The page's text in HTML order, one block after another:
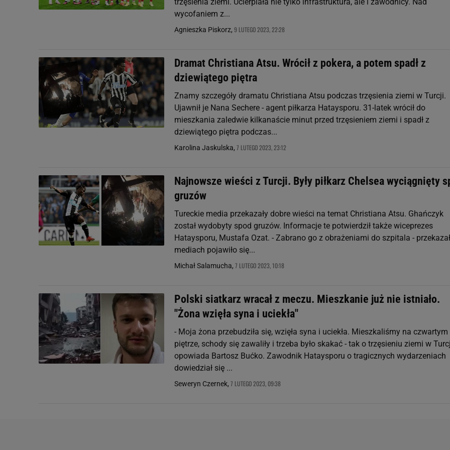
wycofaniem z...
Agnieszka Piskorz, 9 LUTEGO 2023, 22:28
Dramat Christiana Atsu. Wrócił z pokera, a potem spadł z
dziewiątego piętra
Znamy szczegóły dramatu Christiana Atsu podczas trzęsienia ziemi w Turcji.
Ujawnił je Nana Sechere - agent piłkarza Hataysporu. 31-latek wrócił do
mieszkania zaledwie kilkanaście minut przed trzęsieniem ziemi i spadł z
dziewiątego piętra podczas...
Karolina Jaskulska, 7 LUTEGO 2023, 23:12
Najnowsze wieści z Turcji. Były piłkarz Chelsea wyciągnięty
gruzów
Tureckie media przekazały dobre wieści na temat Christiana Atsu. Ghańczyk
został wydobyty spod gruzów. Informacje te potwierdził także wiceprezes
Hataysporu, Mustafa Ozat. - Zabrano go z obrażeniami do szpitala -
mediach pojawiło się...
Michał Salamucha, 7 LUTEGO 2023, 10:18
Polski siatkarz wracał z meczu. Mieszkanie już nie istniało.
"Żona wzięła syna i uciekła"
- Moja żona przebudziła się, wzięła syna i uciekła. Mieszkaliśmy na czwartym
piętrze, schody się zawaliły i trzeba było skakać - tak o trzęsieniu ziemi w
opowiada Bartosz Bućko. Zawodnik Hataysporu o tragicznych wydarzeniach
dowiedział się ...
Seweryn Czernek, 7 LUTEGO 2023, 09:38